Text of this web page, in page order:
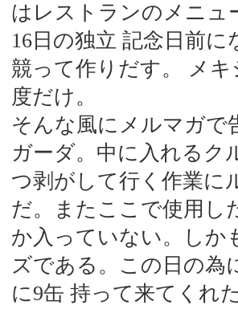
はレストランのメニュ
16日の独立 記念日前
競って作りだす。 メ
度だけ。
そんな風にメルマガで
ガーダ。中に入れるク
つ剥がして行く作業に
だ。またここで使用し
か入っていない。しか
ズである。この日の為
に9缶 持って来てくれ